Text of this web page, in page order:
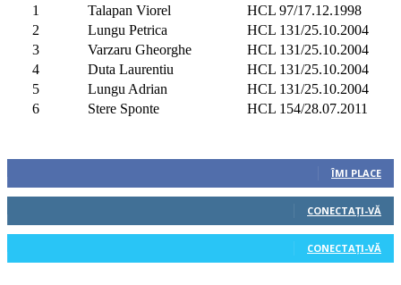
1
Talapan Viorel
HCL 97/17.12.1998
2
Lungu Petrica
HCL 131/25.10.2004
3
Varzaru Gheorghe
HCL 131/25.10.2004
4
Duta Laurentiu
HCL 131/25.10.2004
5
Lungu Adrian
HCL 131/25.10.2004
6
Stere Sponte HCL 154/28.07.2011
ÎMI PLACE
CONECTAȚI-VĂ
CONECTAȚI-VĂ